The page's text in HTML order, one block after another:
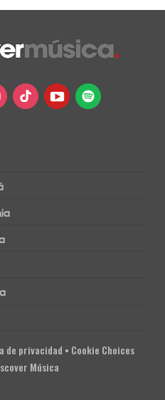
de privacidad • Cookie Choices
Música